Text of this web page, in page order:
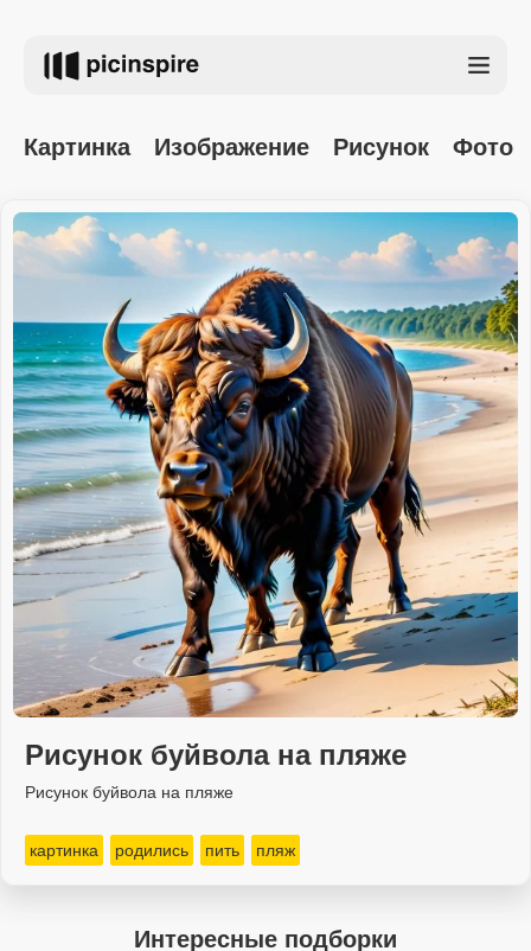
Картинка Изображение Рисунок Фото
Рисунок буйвола на пляже
Рисунок буйвола на пляже
картинка родились пить пляж
Интересные подборки